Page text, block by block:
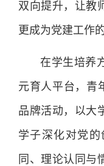
双向提升，让教
更成为党建工作
在学生培养
元育人平台，青
品牌活动，以大
学子深化对党
同、理论认同与